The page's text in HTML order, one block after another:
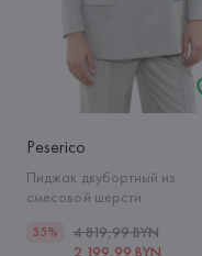
Peserico
Пиджак двубортный из
смесовой шерсти
55%
4 819,99 BYN
2 199,99 BYN